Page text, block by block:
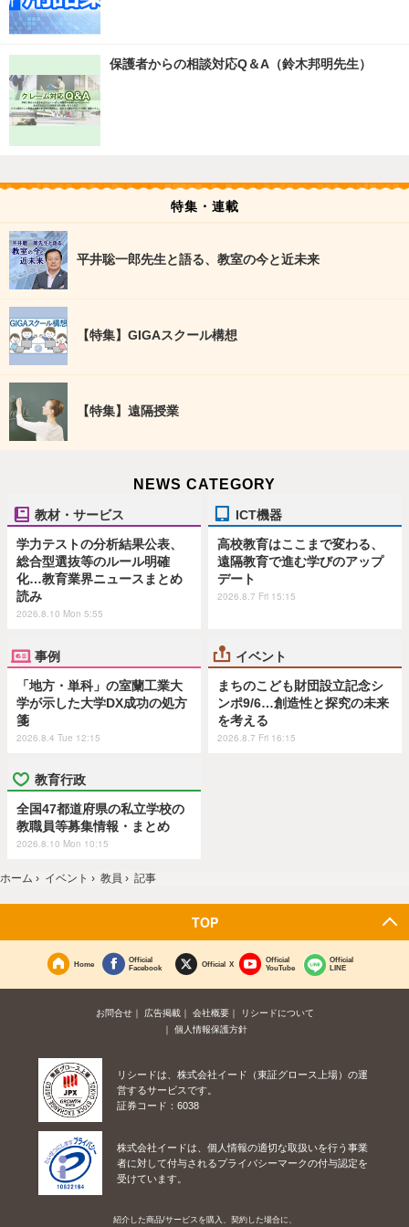
保護者からの相談対応Q＆A（鈴木邦明先生）
特集・連載
平井聡一郎先生と語る、教室の今と近未来
【特集】GIGAスクール構想
【特集】遠隔授業
NEWS CATEGORY
教材・サービス
学力テストの分析結果公表、
総合型選抜等のルール明確
化…教育業界ニュースまとめ
読み
2026.8.10 Mon 5:55
ICT機器
高校教育はここまで変わる、
遠隔教育で進む学びのアップ
デート
2026.8.7 Fri 15:15
事例
「地方・単科」の室蘭工業大
学が示した大学DX成功の処方
箋
2026.8.4 Tue 12:15
イベント
まちのこども財団設立記念シ
ンポ9/6…創造性と探究の未来
を考える
2026.8.7 Fri 16:15
教育行政
全国47都道府県の私立学校の
教職員等募集情報・まとめ
2026.8.10 Mon 10:15
ホーム › イベント › 教員 › 記事
TOP
Home
Official
Facebook
Official X
Official
YouTube
Official
LINE
お問合せ 広告掲載 会社概要
リシードについて
個人情報保護方針
リシードは、株式会社イード（東証グロース上場）の運
営するサービスです。
証券コード：6038
株式会社イードは、個人情報の適切な取扱いを行う事業
者に対して付与されるプライバシーマークの付与認定を
受けています。
紹介した商品/サービスを購入、契約した場合に、